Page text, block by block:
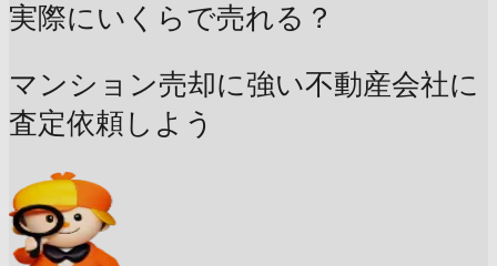
実際にいくらで売れる？
マンション売却に強い不動産会社に
査定依頼しよう